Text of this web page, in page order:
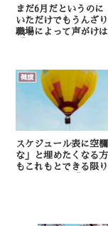
まだ6月だというのに
いただけでもうんざ
職場によって声がけ
健康
スケジュール表に空
な」と埋めたくなる
もこれもとできる限